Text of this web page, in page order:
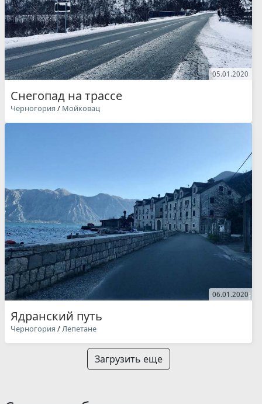
05.01.2020
Снегопад на трассе
Черногория / Мойковац
06.01.2020
Ядранский путь
Черногория /Лепетане
Загрузить еще